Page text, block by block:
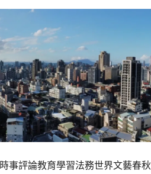
時事評論教育學習法務世界文藝春秋